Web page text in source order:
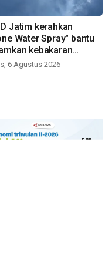
Jatim kerahkan
Water Spray" bantu
kebakaran
6 Agustus 2026